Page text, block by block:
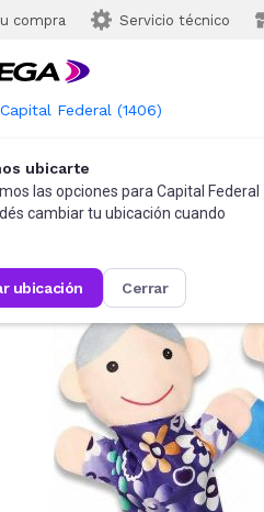
compra Servicio técnico
Capital Federal (1406)
ubicarte
las opciones para Capital Federal
cambiar tu ubicación cuando
ubicación cerrar
Más Vendidos
y Juegos Peluches y Muñecos